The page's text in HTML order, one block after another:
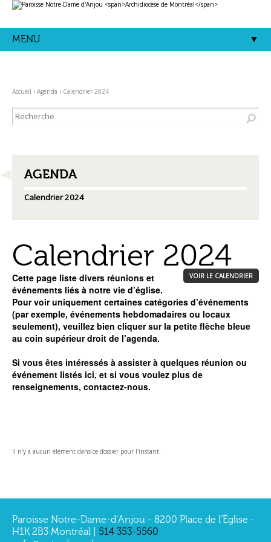
Aller
au
|
Aller
Outils
personnels
MENU
Accueil › Agenda › Calendrier 2024
NAVIGATION
AGENDA
Calendrier 2024
Calendrier 2024
VOIR LE CALENDRIER
Cette page liste divers réunions et
événements liés à notre vie d’église.
Pour voir uniquement certaines catégories d’événements
(par exemple, événements hebdomadaires ou locaux
seulement), veuillez bien cliquer sur la petite flèche bleue
au coin supérieur droit de l’agenda.
Si vous êtes intéressés à assister à quelques réunion ou
événement listés ici, et si vous voulez plus de
renseignements, contactez-nous.
Il n'y a aucun élément dans ce dossier pour l'instant.
Paroisse Notre-Dame-d'Anjou - 8200 Place de l’Église -
H1K 2B3 Montréal | 514 353-5560